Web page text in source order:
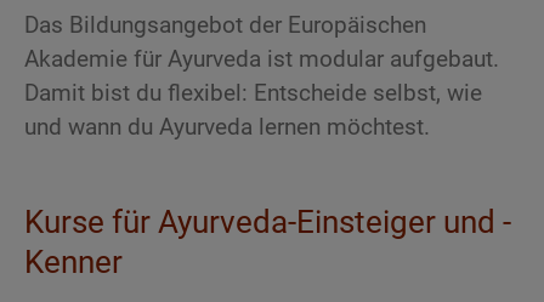
Das Bildungsangebot der Europäischen
Akademie für Ayurveda ist modular aufgebaut.
Damit bist du flexibel: Entscheide selbst, wie
und wann du Ayurveda lernen möchtest.
Kurse für Ayurveda-Einsteiger und -
Kenner